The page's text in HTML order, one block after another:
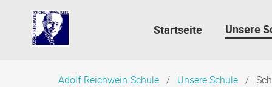
Navigation
überspringen
Startseite Unsere
Adolf-Reichwein-Schule Unsere Schule